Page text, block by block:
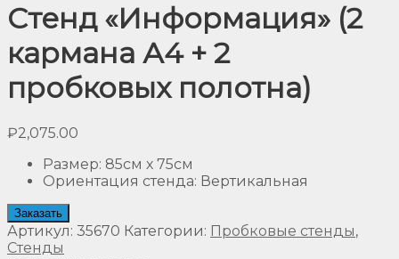
Стенд «Информация» (2
кармана А4 + 2
пробковых полотна)
₽2,075.00
Размер: 85см х 75см
Ориентация стенда: Вертикальная
Заказать
Артикул: 35670 Категории: Пробковые стенды,
Стенды